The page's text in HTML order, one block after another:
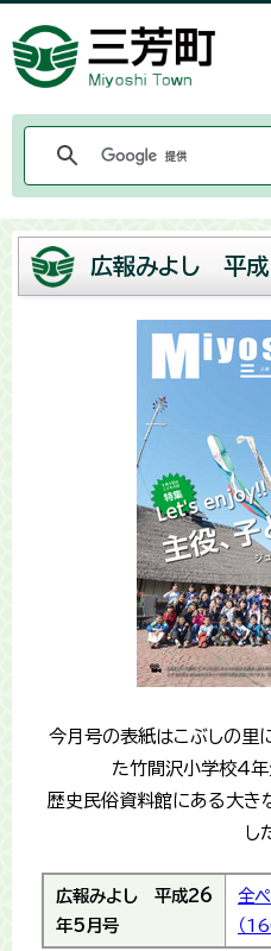
広報みよし 平
今月号の表紙はこぶしの里
た竹間沢小学校4年
歴史民俗資料館にある大き
し
広報みよし 平成26
年5月号
全
（